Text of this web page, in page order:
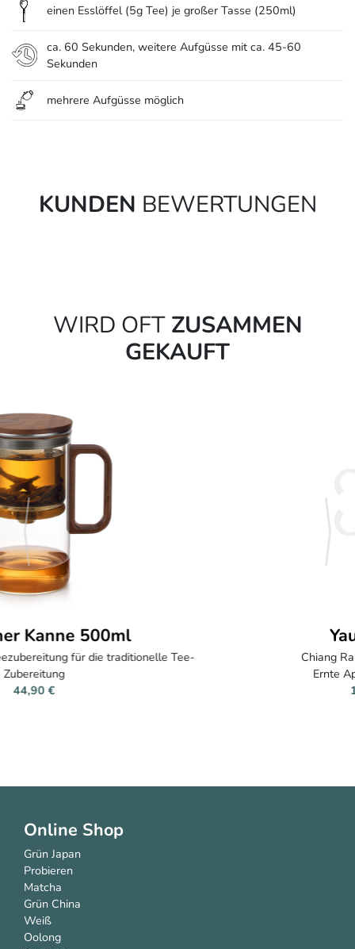
einen Esslöffel (5g Tee) je großer Tasse (250ml)
ca. 60 Sekunden, weitere Aufgüsse mit ca. 45-60
Sekunden
mehrere Aufgüsse möglich
KUNDEN BEWERTUNGEN
WIRD OFTZUSAMMEN
GEKAUFT
Yauhtli Oolong
Chiang Rai, Thailand - Mabel Yang
zurück
Online Shop
Grün Japan
Probieren
Matcha
Grün China
Weiß
Oolong